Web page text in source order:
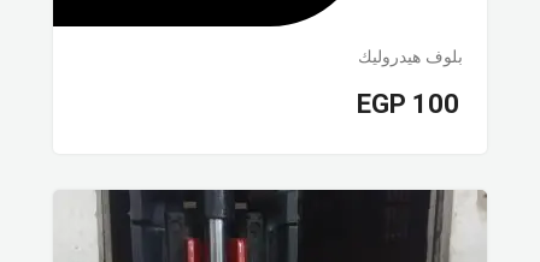
بلوف هيدروليك
EGP 100